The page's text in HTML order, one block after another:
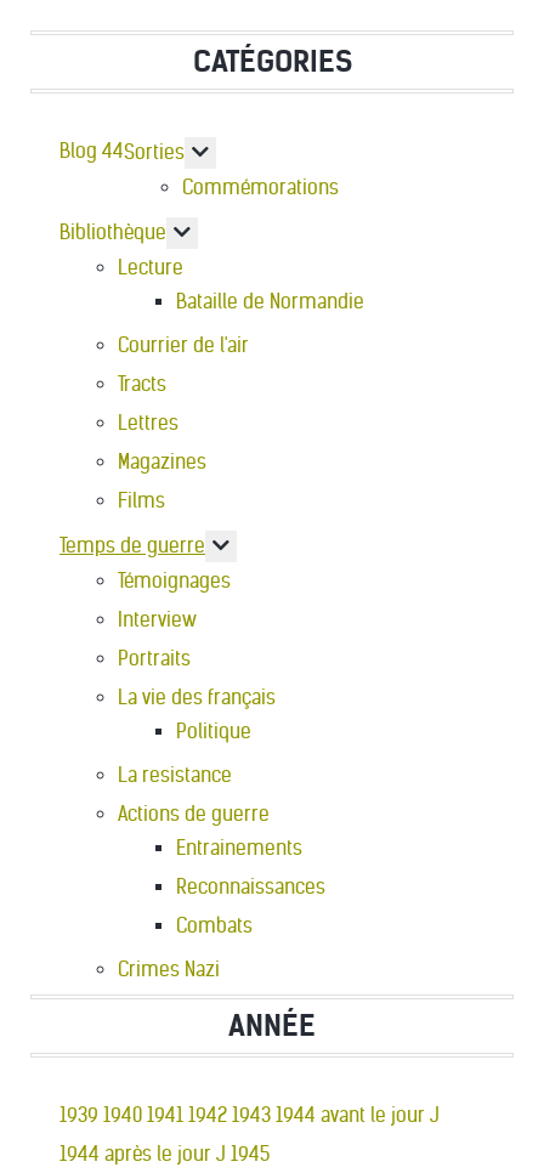
CATÉGORIES
Blog 44Sorties
En savoir plus : Sorties
Commémorations
Bibliothèque
En savoir plus : Bibliothèque
Lecture
Bataille de Normandie
Courrier de l'air
Tracts
Lettres
Magazines
Films
Temps de guerre
En savoir plus : Temps de guerre
Témoignages
Interview
Portraits
La vie des français
Politique
La resistance
Actions de guerre
Entrainements
Reconnaissances
Combats
Crimes Nazi
ANNÉE
1939 1940 1941 1942 1943 1944 avant le jour J
1944 après le jour J 1945